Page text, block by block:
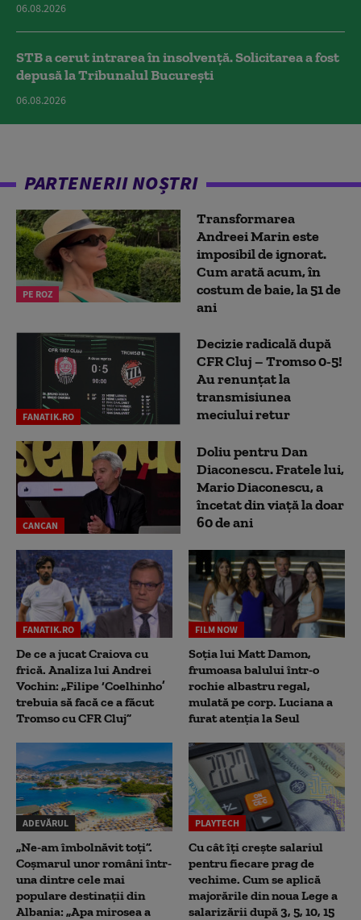
06.08.2026
STB a cerut intrarea în insolvență. Solicitarea a fost
depusă la Tribunalul București
06.08.2026
PARTENERII NOȘTRI
PE ROZ
Transformarea
Andreei Marin este
imposibil de ignorat.
Cum arată acum, în
costum de baie, la 51 de
ani
FANATIK.RO
Decizie radicală după
CFR Cluj – Tromso 0-5!
Au renunțat la
transmisiunea
meciului retur
CANCAN
Doliu pentru Dan
Diaconescu. Fratele lui,
Mario Diaconescu, a
încetat din viață la doar
60 de ani
FANATIK.RO
De ce a jucat Craiova cu
frică. Analiza lui Andrei
Vochin: „Filipe ‘Coelhinho’
trebuia să facă ce a făcut
Tromso cu CFR Cluj”
FILM NOW
Soția lui Matt Damon,
frumoasa balului într-o
rochie albastru regal,
mulată pe corp. Luciana a
furat atenția la Seul
ADEVĂRUL
„Ne-am îmbolnăvit toți”.
Coșmarul unor români într-
una dintre cele mai
populare destinații din
Albania: „Apa mirosea a
PLAYTECH
Cu cât îți crește salariul
pentru fiecare prag de
vechime. Cum se aplică
majorările din noua Lege a
salarizării după 3, 5, 10, 15